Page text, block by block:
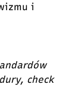
i
check